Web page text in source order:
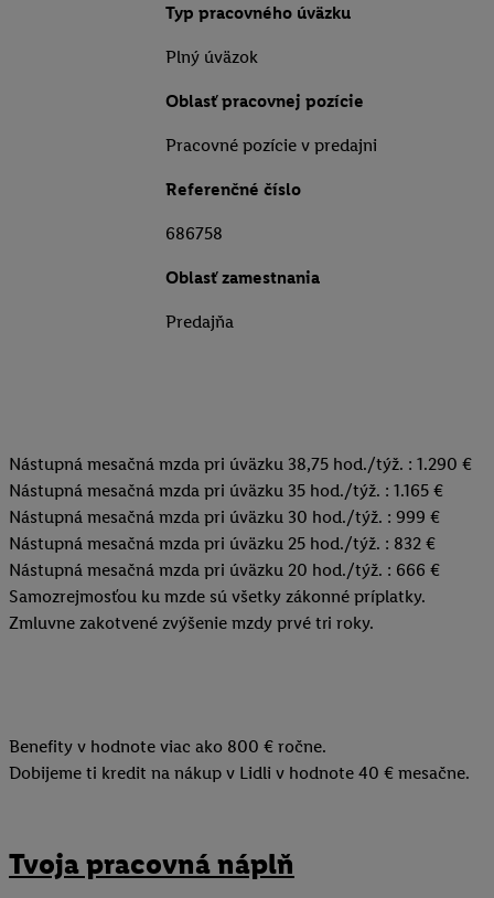
Typ pracovného úväzku
Plný úväzok
Oblasť pracovnej pozície
Pracovné pozície v predajni
Referenčné číslo
686758
Oblasť zamestnania
Predajňa
Nástupná mesačná mzda pri úväzku 38,75 hod./týž. : 1.290 €
Nástupná mesačná mzda pri úväzku 35 hod./týž. : 1.165 €
Nástupná mesačná mzda pri úväzku 30 hod./týž. : 999 €
Nástupná mesačná mzda pri úväzku 25 hod./týž. : 832 €
Nástupná mesačná mzda pri úväzku 20 hod./týž. : 666 €
Samozrejmosťou ku mzde sú všetky zákonné príplatky.
Zmluvne zakotvené zvýšenie mzdy prvé tri roky.
Benefity v hodnote viac ako 800 € ročne.
Dobijeme ti kredit na nákup v Lidli v hodnote 40 € mesačne.
Tvoja pracovná náplň